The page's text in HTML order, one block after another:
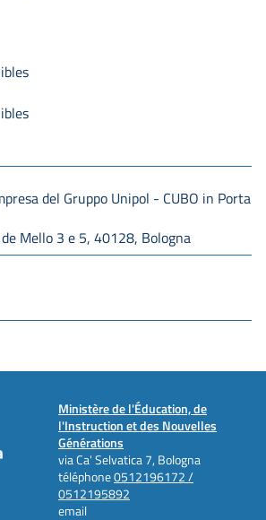
del Gruppo Unipol - CUBO in Porta
Mello 3 e 5, 40128, Bologna
Ministère de l'Éducation, de
l'Instruction et des Nouvelles
Générations
via Ca' Selvatica 7, Bologna
téléphone0512196172 /
0512195892
email